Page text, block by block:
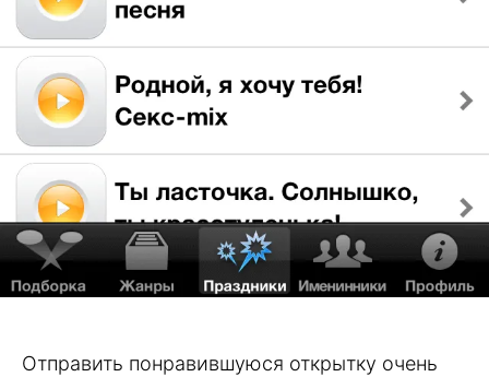
Отправить понравившуюся открытку очень